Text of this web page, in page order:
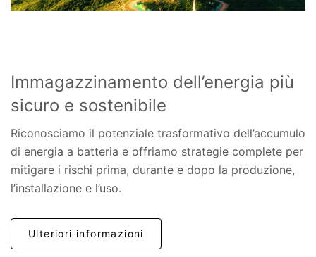
Immagazzinamento dell’energia più
sicuro e sostenibile
Riconosciamo il potenziale trasformativo dell’accumulo
di energia a batteria e offriamo strategie complete per
mitigare i rischi prima, durante e dopo la produzione,
l’installazione e l’uso.
Ulteriori informazioni